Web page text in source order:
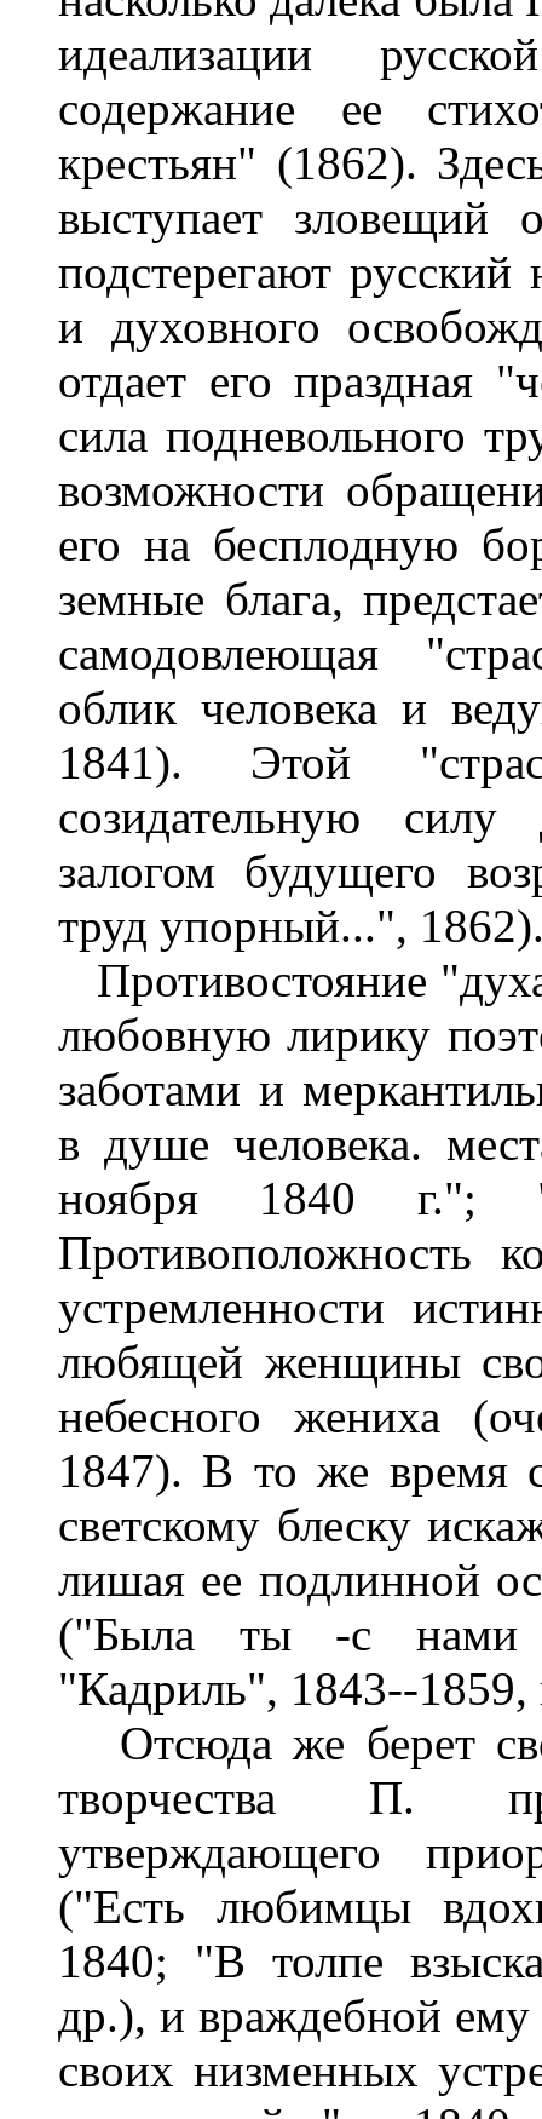
идеализации
содержание ее
крестьян" (1862).
выступает зловещий
подстерегают
и духовного
отдает его праздная
сила подневольного
возможности
его на бесплодную
земные блага,
самодовлеющая
облик человека и
1841). Этой
созидательную силу
залогом будущего
труд упорный...",
Противостояние
любовную лирику
заботами и
в душе человека.
ноября 1840
Противоположность
устремленности
любящей женщины
небесного жениха
1847). В то же время
светскому блеску
лишая ее подлинной
("Была ты -с нами
"Кадриль", 1843--1859,
Отсюда же берет
творчества П.
утверждающего
("Есть любимцы
1840; "В толпе
др.), и враждебной
своих низменных